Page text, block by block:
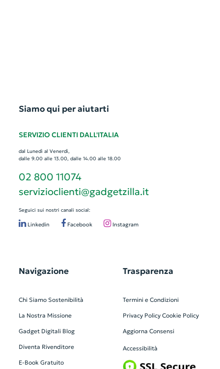
Siamo qui per aiutarti
SERVIZIO CLIENTI DALL'ITALIA
dal Lunedì al Venerdì,
dalle 9.00 alle 13.00, dalle 14.00 alle 18.00
02 800 11074
servizioclienti@gadgetzilla.it
Seguici sui nostri canali social:
Linkedin Facebook Instagram
Navigazione
Chi Siamo Sostenibilità
La Nostra Missione
Gadget Digitali Blog
Diventa Rivenditore
E-Book Gratuito
Trasparenza
Termini e Condizioni
Privacy Policy Cookie Policy
Aggiorna Consensi
Accessibilità